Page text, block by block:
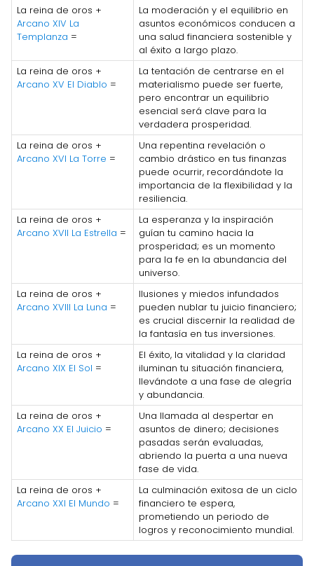
La reina de oros +
Arcano XIV La
Templanza =
La moderación y el equilibrio en
asuntos económicos conducen a
una salud financiera sostenible y
al éxito a largo plazo.
La reina de oros +
Arcano XV El Diablo =
La tentación de centrarse en el
materialismo puede ser fuerte,
pero encontrar un equilibrio
esencial será clave para la
verdadera prosperidad.
La reina de oros +
Arcano XVI La Torre =
Una repentina revelación o
cambio drástico en tus finanzas
puede ocurrir, recordándote la
importancia de la flexibilidad y la
resiliencia.
La reina de oros +
Arcano XVII La Estrella =
La esperanza y la inspiración
guían tu camino hacia la
prosperidad; es un momento
para la fe en la abundancia del
universo.
La reina de oros +
Arcano XVIII La Luna =
Ilusiones y miedos infundados
pueden nublar tu juicio financiero;
es crucial discernir la realidad de
la fantasía en tus inversiones.
La reina de oros +
Arcano XIX El Sol =
El éxito, la vitalidad y la claridad
iluminan tu situación financiera,
llevándote a una fase de alegría
y abundancia.
La reina de oros +
Arcano XX El Juicio =
Una llamada al despertar en
asuntos de dinero; decisiones
pasadas serán evaluadas,
abriendo la puerta a una nueva
fase de vida.
La reina de oros +
Arcano XXI El Mundo =
La culminación exitosa de un ciclo
financiero te espera,
prometiendo un periodo de
logros y reconocimiento mundial.